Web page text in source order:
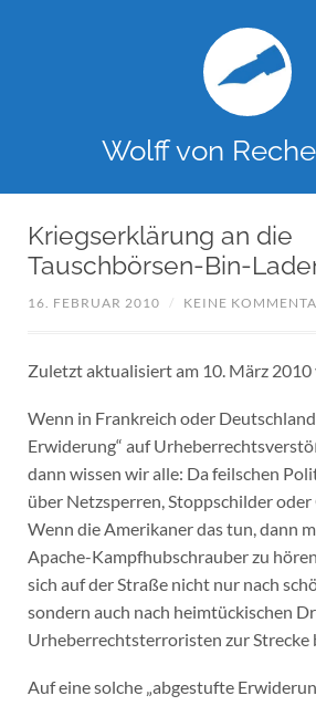
Wolff von
Kriegserklärung an die
Tauschbörsen-Bin-
16. FEBRUAR 2010 / KEINE
Zuletzt aktualisiert am 10. März 2010
Wenn in Frankreich oder
Erwiderung“ auf
dann wissen wir alle: Da feilschen
über Netzsperren, Stoppschilder
Wenn die Amerikaner das tun, dann
Apache-Kampfhubschrauber zu
sich auf der Straße nicht nur nach
sondern auch nach heimtückischen
Urheberrechtsterroristen zur Strecke
Auf eine solche „abgestufte